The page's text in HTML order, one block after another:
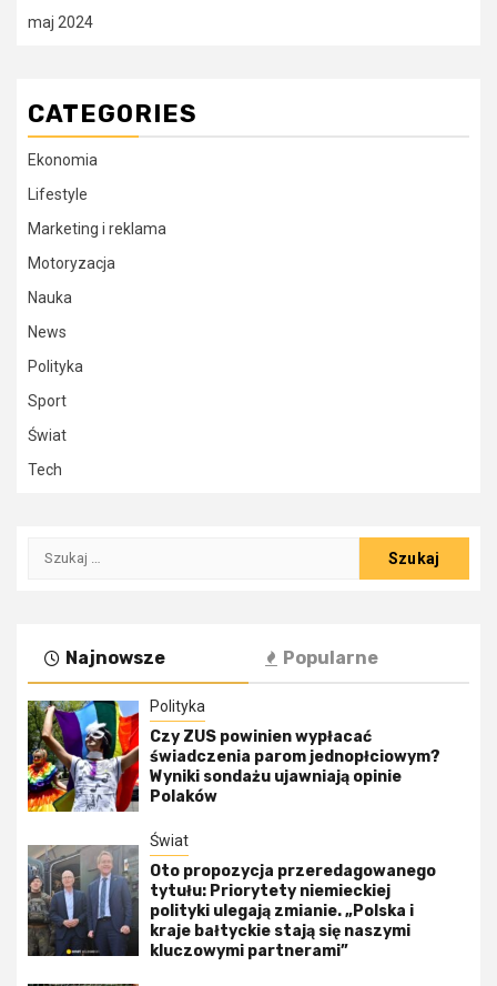
maj 2024
CATEGORIES
Ekonomia
Lifestyle
Marketing i reklama
Motoryzacja
Nauka
News
Polityka
Sport
Świat
Tech
Szukaj:
Najnowsze Popularne
Polityka
Czy ZUS powinien wypłacać
świadczenia parom jednopłciowym?
Wyniki sondażu ujawniają opinie
Polaków
Świat
Oto propozycja przeredagowanego
tytułu: Priorytety niemieckiej
polityki ulegają zmianie. „Polska i
kraje bałtyckie stają się naszymi
kluczowymi partnerami”